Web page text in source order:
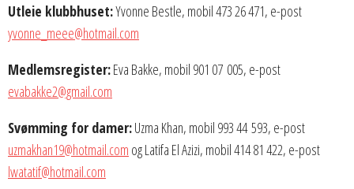
Utleie klubbhuset:Yvonne Bestle, mobil 473 26 471, e-post
yvonne_meee@hotmail.com
Medlemsregister:Eva Bakke, mobil 901 07 005, e-post
evabakke2@gmail.com
Svømming for damer:Uzma Khan, mobil 993 44 593, e-post
uzmakhan19@hotmail.com og Latifa El Azizi, mobil 414 81 422, e-post
lwatatif@hotmail.com